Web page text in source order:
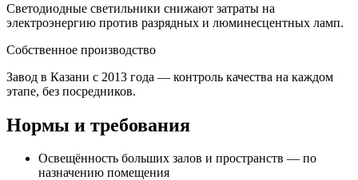
Светодиодные светильники снижают затраты на
электроэнергию против разрядных и люминесцентных ламп.
Собственное производство
Завод в Казани с 2013 года — контроль качества на каждом
этапе, без посредников.
Нормы и требования
Освещённость больших залов и пространств — по
назначению помещения